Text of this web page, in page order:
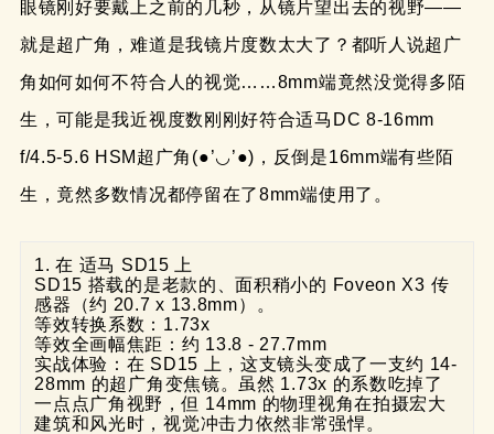
眼镜刚好要戴上之前的几秒，从镜片望出去的视野——
就是超广角，难道是我镜片度数太大了？都听人说超广
角如何如何不符合人的视觉……8mm端竟然没觉得多陌
生，可能是我近视度数刚刚好符合适马DC 8-16mm
f/4.5-5.6 HSM超广角(●’◡’●)，反倒是16mm端有些陌
生，竟然多数情况都停留在了8mm端使用了。
1. 在 适马 SD15 上
SD15 搭载的是老款的、面积稍小的 Foveon X3 传
感器（约 20.7 x 13.8mm）。
等效转换系数：1.73x
等效全画幅焦距：约 13.8 - 27.7mm
实战体验：在 SD15 上，这支镜头变成了一支约 14-
28mm 的超广角变焦镜。虽然 1.73x 的系数吃掉了
一点点广角视野，但 14mm 的物理视角在拍摄宏大
建筑和风光时，视觉冲击力依然非常强悍。